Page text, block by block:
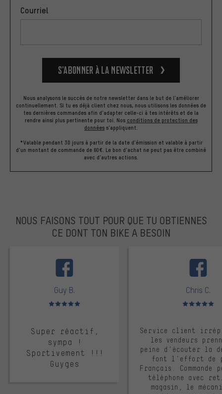
Courriel
S’abonner à la newsletter
Nous analysons le succès de notre newsletter dans le but de l'améliorer
continuellement. Si tu es déjà client chez nous, nous utilisons les données de
tes dernières commandes afin d'adapter celle-ci à tes intérêts et de la
rendre ainsi plus pertinente pour toi. Nos conditions de protection des
données s'appliquent.
*Valable pendant 30 jours à partir de la date d'émission et valable à partir
d'un montant de commande de 60€. Le bon d'achat ne peut pas être combiné
avec d'autres actions.
NOUS FAISONS TOUT POUR QUE TU OBTIENNES
CE DONT TON BIKE A BESOIN
Guy B.
Note moyenne : 5 sur 5
Super réactif,
sympa !
Sportivement !!!
Guyges
Chris C.
Note moyenne :
Service client
les vendeurs
peine d'écouter la
font l'effort de
Français. Commande
téléphone avec
magasin, le